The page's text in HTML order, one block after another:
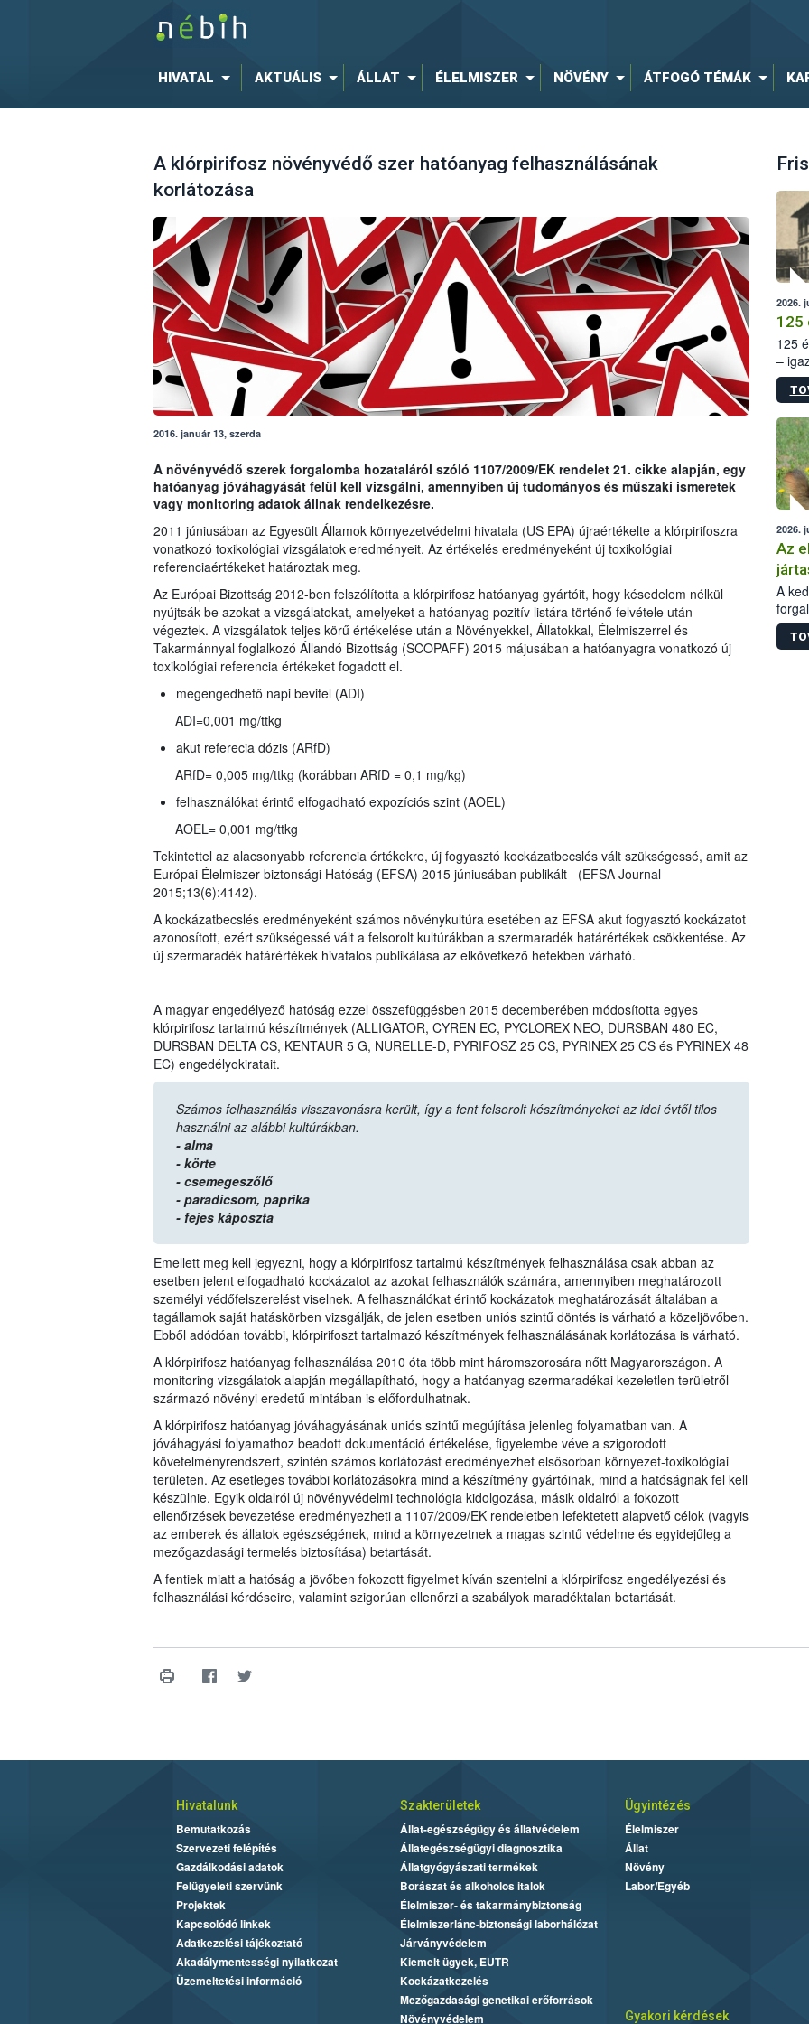
HIVATAL AKTUÁLIS ÁLLAT ÉLELMISZER NÖVÉNY ÁTFOGÓ TÉMÁK
A klórpirifosz növényvédő szer hatóanyag felhasználásának
korlátozása
2016. január 13, szerda
A növényvédő szerek forgalomba hozataláról szóló 1107/2009/EK rendelet 21. cikke alapján, egy
hatóanyag jóváhagyását felül kell vizsgálni, amennyiben új tudományos és műszaki ismeretek
vagy monitoring adatok állnak rendelkezésre.
2011 júniusában az Egyesült Államok környezetvédelmi hivatala (US EPA) újraértékelte a klórpirifoszra
vonatkozó toxikológiai vizsgálatok eredményeit. Az értékelés eredményeként új toxikológiai
referenciaértékeket határoztak meg.
Az Európai Bizottság 2012-ben felszólította a klórpirifosz hatóanyag gyártóit, hogy késedelem nélkül
nyújtsák be azokat a vizsgálatokat, amelyeket a hatóanyag pozitív listára történő felvétele után
végeztek. A vizsgálatok teljes körű értékelése után a Növényekkel, Állatokkal, Élelmiszerrel és
Takarmánnyal foglalkozó Állandó Bizottság (SCOPAFF) 2015 májusában a hatóanyagra vonatkozó új
toxikológiai referencia értékeket fogadott el.
megengedhető napi bevitel (ADI)
ADI=0,001 mg/ttkg
akut referecia dózis (ARfD)
ARfD= 0,005 mg/ttkg (korábban ARfD = 0,1 mg/kg)
felhasználókat érintő elfogadható expozíciós szint (AOEL)
AOEL= 0,001 mg/ttkg
Tekintettel az alacsonyabb referencia értékekre, új fogyasztó kockázatbecslés vált szükségessé, amit az
Európai Élelmiszer-biztonsági Hatóság (EFSA) 2015 júniusában publikált (EFSA Journal
2015;13(6):4142).
A kockázatbecslés eredményeként számos növénykultúra esetében az EFSA akut fogyasztó kockázatot
azonosított, ezért szükségessé vált a felsorolt kultúrákban a szermaradék határértékek csökkentése. Az
új szermaradék határértékek hivatalos publikálása az elkövetkező hetekben várható.
A magyar engedélyező hatóság ezzel összefüggésben 2015 decemberében módosította egyes
klórpirifosz tartalmú készítmények (ALLIGATOR, CYREN EC, PYCLOREX NEO, DURSBAN 480 EC,
DURSBAN DELTA CS, KENTAUR 5 G, NURELLE-D, PYRIFOSZ 25 CS, PYRINEX 25 CS és PYRINEX 48
EC) engedélyokiratait.
Számos felhasználás visszavonásra került, így a fent felsorolt készítményeket az idei évtől tilos
használni az alábbi kultúrákban.
- alma
- körte
- csemegeszőlő
- paradicsom, paprika
- fejes káposzta
Emellett meg kell jegyezni, hogy a klórpirifosz tartalmú készítmények felhasználása csak abban az
esetben jelent elfogadható kockázatot az azokat felhasználók számára, amennyiben meghatározott
személyi védőfelszerelést viselnek. A felhasználókat érintő kockázatok meghatározását általában a
tagállamok saját hatáskörben vizsgálják, de jelen esetben uniós szintű döntés is várható a közeljövőben.
Ebből adódóan további, klórpirifoszt tartalmazó készítmények felhasználásának korlátozása is várható.
A klórpirifosz hatóanyag felhasználása 2010 óta több mint háromszorosára nőtt Magyarországon. A
monitoring vizsgálatok alapján megállapítható, hogy a hatóanyag szermaradékai kezeletlen területről
származó növényi eredetű mintában is előfordulhatnak.
A klórpirifosz hatóanyag jóváhagyásának uniós szintű megújítása jelenleg folyamatban van. A
jóváhagyási folyamathoz beadott dokumentáció értékelése, figyelembe véve a szigorodott
követelményrendszert, szintén számos korlátozást eredményezhet elsősorban környezet-toxikológiai
területen. Az esetleges további korlátozásokra mind a készítmény gyártóinak, mind a hatóságnak fel kell
készülnie. Egyik oldalról új növényvédelmi technológia kidolgozása, másik oldalról a fokozott
ellenőrzések bevezetése eredményezheti a 1107/2009/EK rendeletben lefektetett alapvető célok (vagyis
az emberek és állatok egészségének, mind a környezetnek a magas szintű védelme és egyidejűleg a
mezőgazdasági termelés biztosítása) betartását.
A fentiek miatt a hatóság a jövőben fokozott figyelmet kíván szentelni a klórpirifosz engedélyezési és
felhasználási kérdéseire, valamint szigorúan ellenőrzi a szabályok maradéktalan betartását.
2026.
125
125
–
15.
2026.
Az
A
Hivatalunk
Bemutatkozás
Szervezeti felépítés
Gazdálkodási adatok
Felügyeleti szervünk
Projektek
Kapcsolódó linkek
Adatkezelési tájékoztató
Akadálymentességi nyilatkozat
Üzemeltetési információ
Szakterületek
Állat-egészségügy és állatvédelem
Állategészségügyi diagnosztika
Állatgyógyászati termékek
Borászat és alkoholos italok
Élelmiszer- és takarmánybiztonság
Élelmiszerlánc-biztonsági laborhálózat
Járványvédelem
Kiemelt ügyek, EUTR
Kockázatkezelés
Mezőgazdasági genetikai erőforrások
Növényvédelem
Ügyintézés
Élelmiszer
Állat
Növény
Labor/Egyéb
Gyakori kérdések